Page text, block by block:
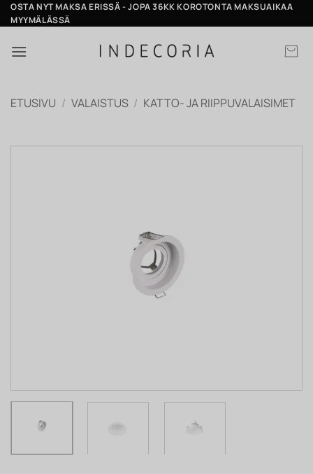
Skip
to
OSTA NYT MAKSA ERISSÄ - JOPA 36KK KOROTONTA MAKSUAIKAA
MYYMÄLÄSSÄ
ETUSIVU / VALAISTUS / KATTO- JA RIIPPUVALAISIMET